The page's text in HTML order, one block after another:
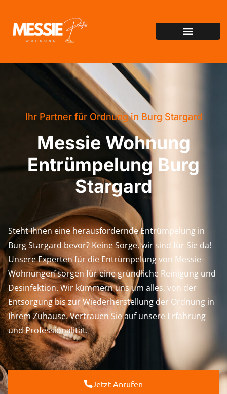
Ihr Partner für Ordnung in Burg Stargard
Messie Wohnung
Entrümpelung Burg
Stargard
Steht Ihnen eine herausfordernde Entrümpelung in
Burg Stargard bevor? Keine Sorge, wir sind für Sie da!
Unsere Experten für die Entrümpelung von Messie-
Wohnungen sorgen für eine gründliche Reinigung und
Desinfektion. Wir kümmern uns um alles, von der
Entsorgung bis zur Wiederherstellung der Ordnung in
Ihrem Zuhause. Vertrauen Sie auf unsere Erfahrung
und Professionalität.
Jetzt Anrufen